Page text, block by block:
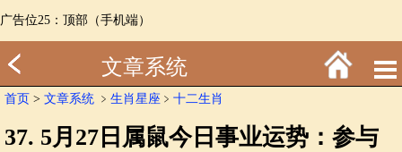
广告位25：顶部（手机端）
文章系统
首页 > 文章系统 ﹥ 生肖星座 ﹥ 十二生肖
37. 5月27日属鼠今日事业运势：参与